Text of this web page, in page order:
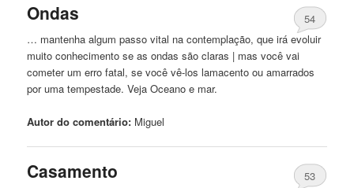
Ondas
54
… mantenha algum passo vital na contemplação, que irá evoluir
muito conhecimento se as ondassão claras | mas você vai
cometer um erro fatal, se você vê-los lamacento ou amarrados
por uma tempestade. Veja Oceano e mar.
Autor do comentário: Miguel
Casamento
53